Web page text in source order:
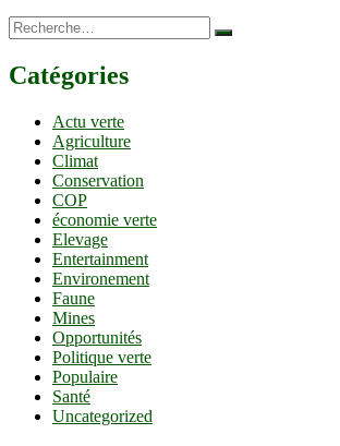
Recherche…
Catégories
Actu verte
Agriculture
Climat
Conservation
COP
économie verte
Elevage
Entertainment
Environement
Faune
Mines
Opportunités
Politique verte
Populaire
Santé
Uncategorized